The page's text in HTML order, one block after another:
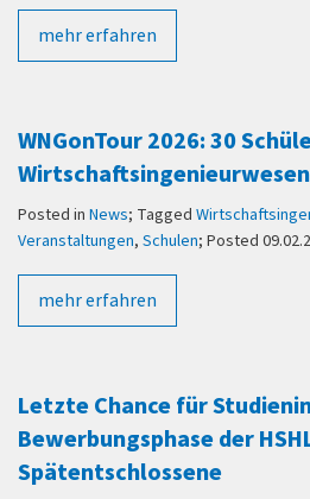
mehr erfahren
WNGonTour 2026: 30
Posted in News; Tagged
Veranstaltungen, Schulen; Posted
mehr erfahren
Letzte Chance für
Bewerbungsphase der
Spätentschlossene